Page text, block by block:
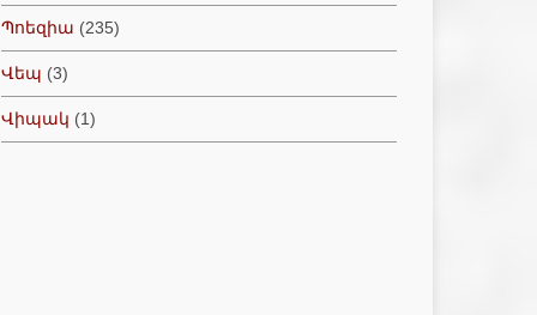
Պոեզիա (235)
Վեպ (3)
Վիպակ (1)